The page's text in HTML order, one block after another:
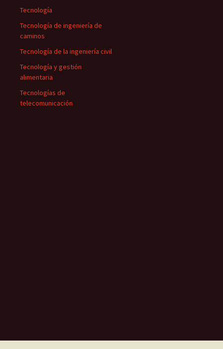
Tecnología
Tecnología de ingeniería de
caminos
Tecnología de la ingeniería civil
Tecnología y gestión
alimentaria
Tecnologías de
telecomunicación